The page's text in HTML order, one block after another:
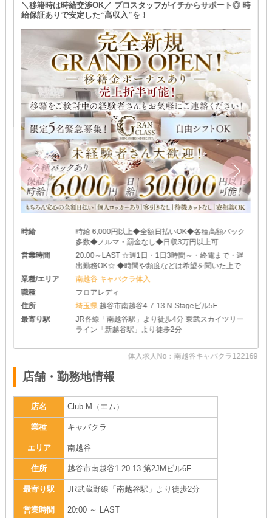
＼移籍時は時給交渉OK／ プロスタッフがイチからサポート◎ 時
給保証ありで安定した“高収入”を！
時給
時給 6,000円以上◆全額日払いOK◆各種高額バック
多数◆ノルマ・罰金なし◆日収3万円以上可
営業時間
20:00～LAST ☆週1日・1日3時間～・終電まで・遅
出勤務OK☆ ◆時間や頻度などは希望を聞いた上で決
めさせて頂きます♪ ◆レギュラー出勤ももちろんOK
業種/エリア
南越谷 キャバクラ体入
職種
フロアレディ
住所
埼玉県 越谷市南越谷4-7-13 N-Stageビル5F
最寄り駅
JR各線「南越谷駅」より徒歩4分 東武スカイツリー
ライン「新越谷駅」より徒歩2分
体入求人No：南越谷キャバクラ122169
店舗・勤務地情報
店名 Club M（エム）
業種 キャバクラ
エリア 南越谷
住所 越谷市南越谷1-20-13 第2JMビル6F
最寄り駅 JR武蔵野線「南越谷駅」より徒歩2分
営業時間 20:00 ～ LAST